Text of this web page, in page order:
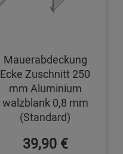
Mauerabdeckung
Ecke Zuschnitt 250
mm Aluminium
walzblank 0,8 mm
(Standard)
39,90 €